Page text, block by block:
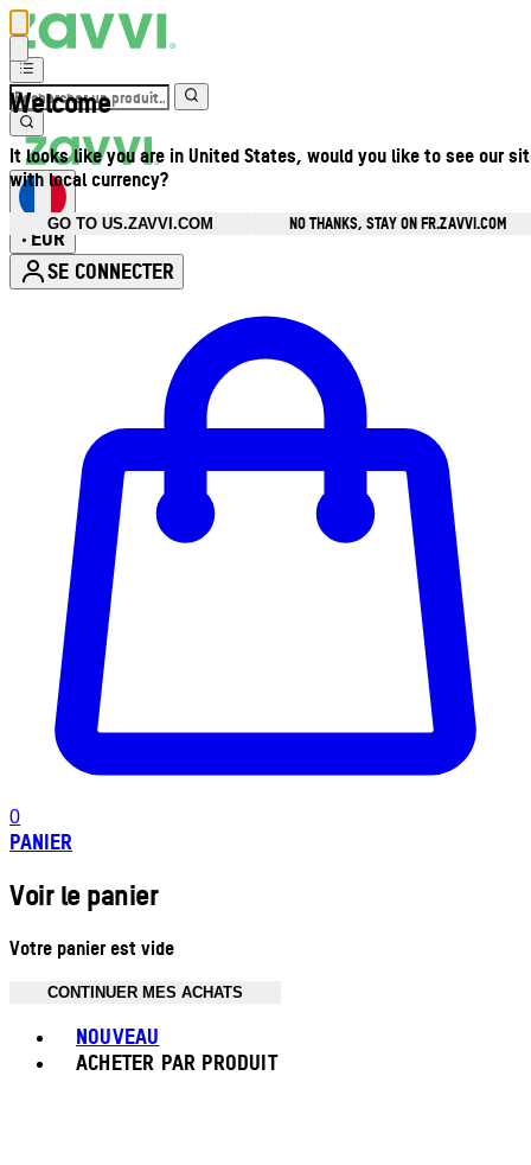
Welcome
It looks like you are in United States, would you like to see our
with local currency?
GO TO US.ZAVVI.COM
NO THANKS, STAY ON FR.ZAVVI.COM
• EUR
SE CONNECTER
0
PANIER
Voir le panier
Votre panier est vide
CONTINUER MES ACHATS
NOUVEAU
ACHETER PAR PRODUIT